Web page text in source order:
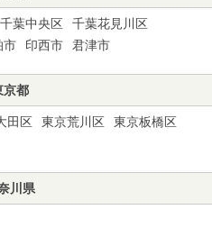
千葉中央区
千葉花見川区
市 印西市 君津市
京都
田区 東京荒川区
東京板橋区
川県